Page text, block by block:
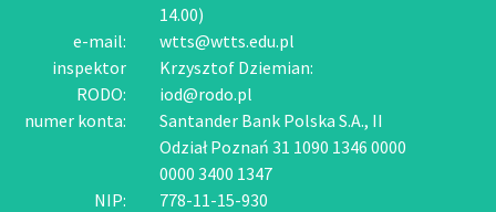
14.00)
e-mail:
wtts@wtts.edu.pl
inspektor
RODO:
Krzysztof Dziemian:
iod@rodo.pl
numer konta:
Santander Bank Polska S.A., II
Odział Poznań 31 1090 1346 0000
0000 3400 1347
NIP:
778-11-15-930